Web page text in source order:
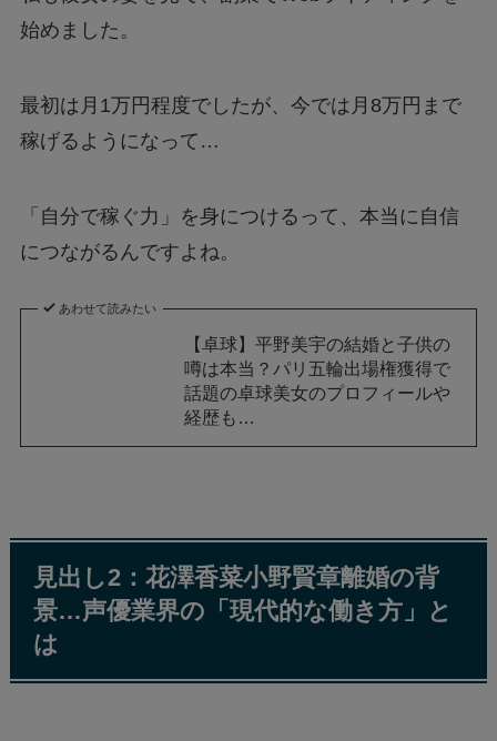
始めました。
最初は月1万円程度でしたが、今では月8万円まで
稼げるようになって…
「自分で稼ぐ力」を身につけるって、本当に自信
につながるんですよね。
あわせて読みたい
【卓球】平野美宇の結婚と子供の
噂は本当？パリ五輪出場権獲得で
話題の卓球美女のプロフィールや
経歴も…
見出し2：花澤香菜小野賢章離婚の背
景…声優業界の「現代的な働き方」と
は